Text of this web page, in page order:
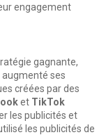
engagement
gagnante,
augmenté ses
créées par des
et TikTok
les publicités et
les publicités de